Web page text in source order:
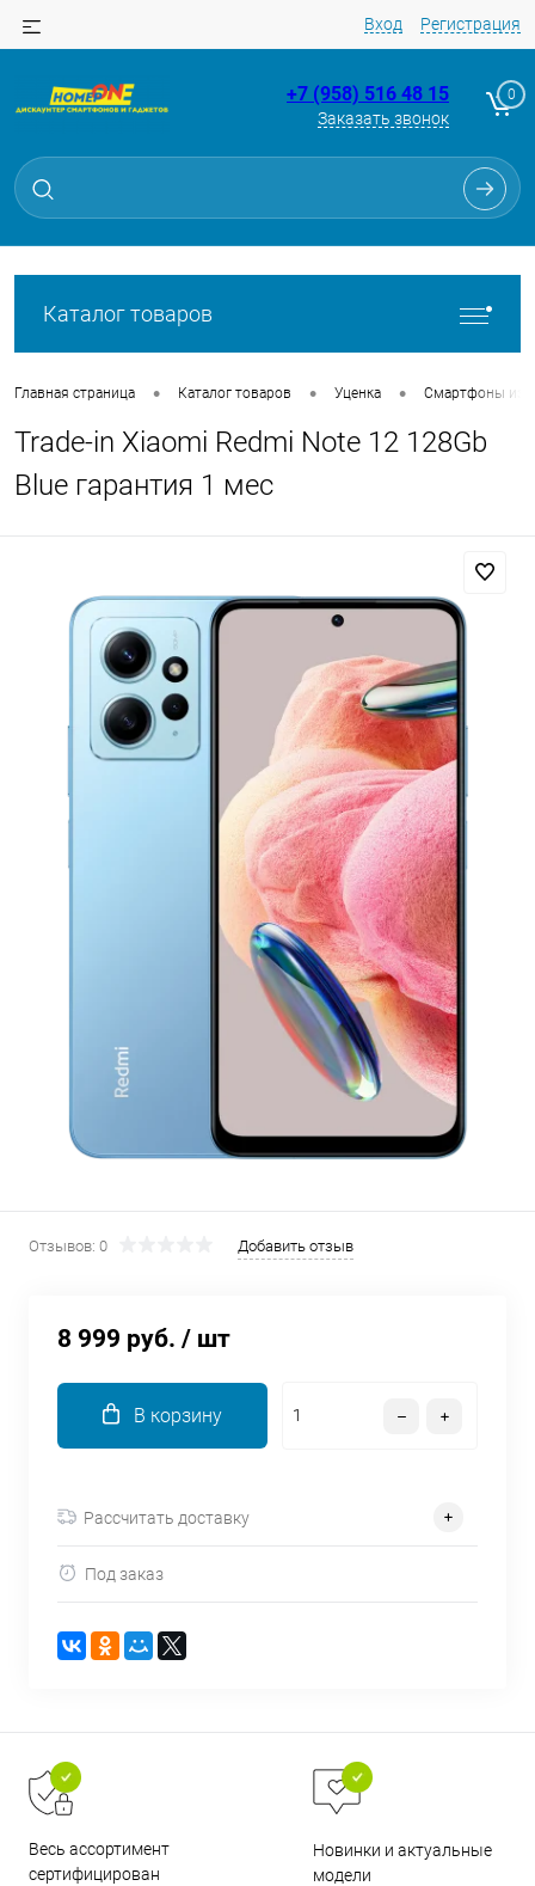
Вход Регистрация
+7 (958) 516 48 15
Заказать звонок
0
Каталог товаров
Главная страница • Каталог товаров • Уценка • Смартфоны из
Trade-in Xiaomi Redmi Note 12 128Gb
Blue гарантия 1 мес
Отзывов: 0 Добавить отзыв
8 999 руб. / шт
В корзину
Рассчитать доставку
Под заказ
Весь ассортимент
сертифицирован
Новинки и актуальные
модели
Для клиентов всех банков
Разбейте
без переплат
Сегодня
в корзину
Оплачивайте сегодня только
25% картой любого банка
Получайте товар
выбранный способом
% будут
с вашей карты
каждые 2 недели
Подробнее
об оплате Плайтом
раз в 2 недели
Остались вопросы?
8 800 302-02-51